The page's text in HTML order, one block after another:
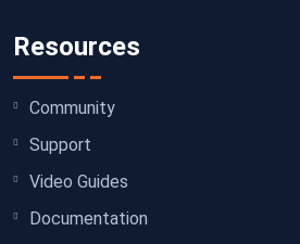
Resources
Community
Support
Video Guides
Documentation